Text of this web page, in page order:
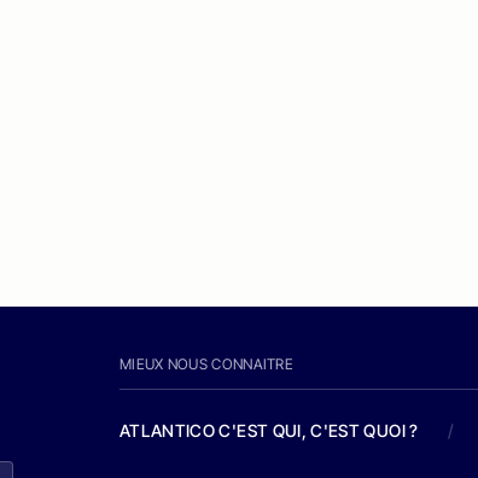
MIEUX NOUS CONNAITRE
ATLANTICO C'EST QUI, C'EST QUOI ? /